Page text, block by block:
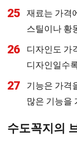
25
재료는 가격
스틸이나 황
26
디자인도 가
디자인일수
27
기능은 가격
많은 기능을
수도꼭지의